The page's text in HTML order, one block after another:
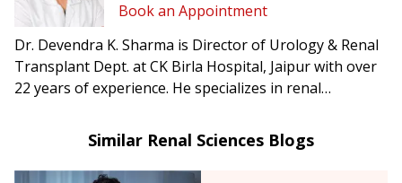
Book an Appointment
Dr. Devendra K. Sharma is Director of Urology & Renal
Transplant Dept. at CK Birla Hospital, Jaipur with over
22 years of experience. He specializes in renal
and paediatric urology.
Similar Renal Sciences Blogs